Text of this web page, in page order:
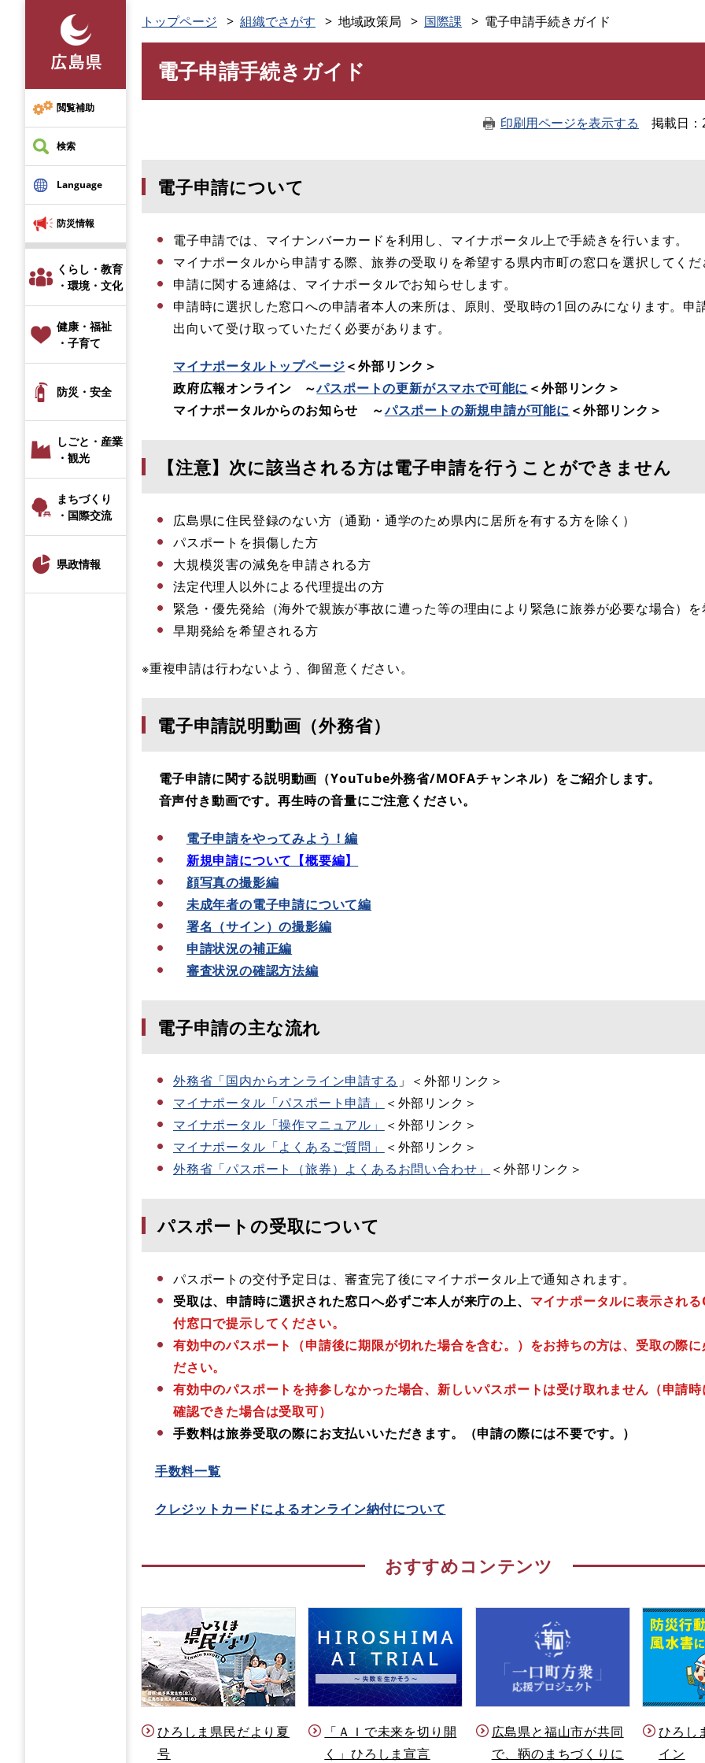
先
頭
で
す
閲覧補助
検索
Language
防災情報
くらし・教育
・環境・文化
健康・福祉
・子育て
防災・安全
しごと・産業
・観光
まちづくり
・国際交流
県政情報
トップページ 組織でさがす 地域政策局 国際課 電子申請手続きガイド
電子申請手続きガイド
印刷用ページを表示する 掲載日
電子申請について
電子申請では、マイナンバーカードを利用し、マイナポータル上で手続きを行います。
マイナポータルから申請する際、旅券の受取りを希望する県内市町の窓口を選択してくだ
申請に関する連絡は、マイナポータルでお知らせします。
申請時に選択した窓口への申請者本人の来所は、原則、受取時の1回のみになります。​​申
出向いて受け取っていただく必要があります。​
マイナポータルトップページ＜外部リンク＞
政府広報オンライン ～パスポートの更新がスマホで可能に ＜外部リンク＞
マイナポータルからのお知らせ ～パスポートの新規申請が可能に ＜外部リンク＞
【注意】次に該当される方は電子申請を行うことができません
広島県に住民登録のない方（通勤・通学のため県内に居所を有する方を除く）
パスポートを損傷した方
大規模災害の減免を申請される方
法定代理人以外による代理提出の方
緊急・優先発給（海外で親族が事故に遭った等の理由により緊急に旅券が必要な場合）
早期発給を希望される方
※重複申請は行わないよう、御留意ください。
電子申請説明動画（外務省）
電子申請に関する説明動画（YouTube外務省/MOFAチャンネル）をご紹介します。
音声付き動画です。再生時の音量にご注意ください。
電子申請をやってみよう！編
新規申請について【概要編】
顔写真の撮影編
未成年者の電子申請について編
署名（サイン）の撮影編
申請状況の補正編
審査状況の確認方法編
電子申請の主な流れ
外務省「国内からオンライン申請する 」＜外部リンク＞
マイナポータル「パスポート申請」
＜外部リンク＞
マイナポータル「操作マニュアル」
＜外部リンク＞
マイナポータル「よくあるご質問」
＜外部リンク＞
外務省「パスポート（旅券）よくあるお問い合わせ」
＜外部リンク＞
パスポートの受取について
パスポートの交付予定日は、審査完了後にマイナポータル上で通知されます。
受取は、申請時に選択された窓口へ必ずご本人が来庁の上、 マイナポータルに表示され
付窓口で提示してください。
有効中のパスポート（申請後に期限が切れた場合を含む。）をお持ちの方は、受取の際に
ださい。
有効中のパスポートを持参しなかった場合、新しいパスポートは受け取れません（申請
確認できた場合は受取可）
手数料は旅券受取の際にお支払いいただきます。（申請の際には不要です。）
手数料一覧
クレジットカードによるオンライン納付について
おすすめコンテンツ
ひろしま県民だより夏
号
「ＡＩで未来を切り開
く」ひろしま宣言
広島県と福山市が共同
で、鞆のまちづくりに
ひろし
イン